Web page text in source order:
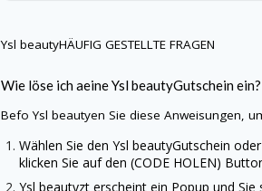
Ysl beautyHÄUFIG GESTELLTE FRAGEN
Wie löse ich aeineYsl beautyGutschein ein?
BefoYsl beautyen Sie diese Anweisungen,
Wählen Sie denYsl beautyGutschein
klicken Sie auf den (CODE HOLEN)
Ysl beautyzt erscheint ein Popup und